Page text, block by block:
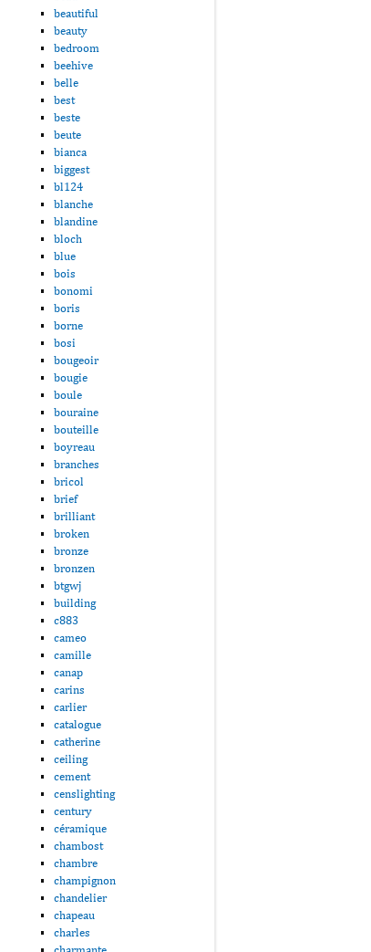
beautiful
beauty
bedroom
beehive
belle
best
beste
beute
bianca
biggest
bl124
blanche
blandine
bloch
blue
bois
bonomi
boris
borne
bosi
bougeoir
bougie
boule
bouraine
bouteille
boyreau
branches
bricol
brief
brilliant
broken
bronze
bronzen
btgwj
building
c883
cameo
camille
canap
carins
carlier
catalogue
catherine
ceiling
cement
censlighting
century
céramique
chambost
chambre
champignon
chandelier
chapeau
charles